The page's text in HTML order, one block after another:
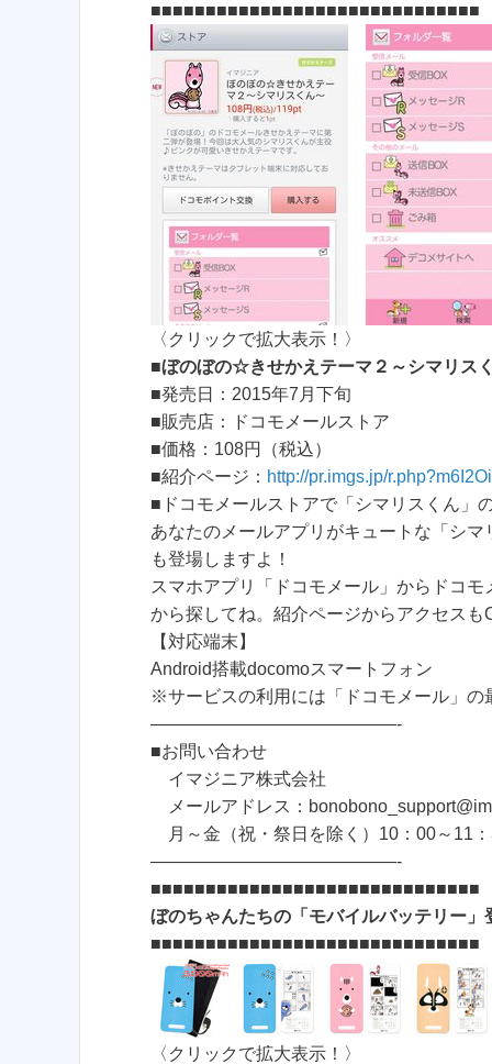
■■■■■■■■■■■■■■■■■■■■■■■■■■■■■■
〈クリックで拡大表示！〉
■ぼのぼの☆きせかえテーマ２～シマリス
■発売日：2015年7月下旬
■販売店：ドコモメールストア
■価格：108円（税込）
■紹介ページ： http://pr.imgs.jp/
■ドコモメールストアで「シマリスくん」
あなたのメールアプリがキュートな「シ
も登場しますよ！
スマホアプリ「ドコモメール」からドコ
から探してね。紹介ページからアクセスも
【対応端末】
Android搭載docomoスマートフォン
※サービスの利用には「ドコモメール」の
——————————————-
■お問い合わせ
イマジニア株式会社
メールアドレス：
月～金（祝・祭日を除く）10：00～11
——————————————-
■■■■■■■■■■■■■■■■■■■■■■■■■■■■■■
ぼのちゃんたちの「モバイルバッテリー
■■■■■■■■■■■■■■■■■■■■■■■■■■■■■■
〈クリックで拡大表示！〉